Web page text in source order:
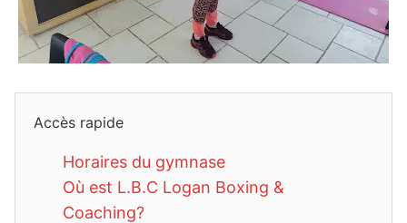
Accès rapide
Horaires du gymnase
Où est L.B.C Logan Boxing &
Coaching?